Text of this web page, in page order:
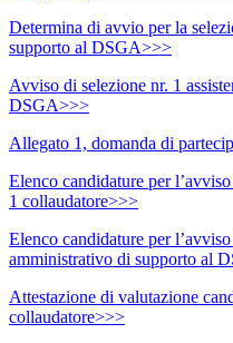
Determina di avvio per la
supporto al DSGA>>>
Avviso di selezione nr. 1
DSGA>>>
Allegato 1, domanda di
Elenco candidature per
1 collaudatore>>>
Elenco candidature per
amministrativo di supporto al
Attestazione di valutazione
collaudatore>>>